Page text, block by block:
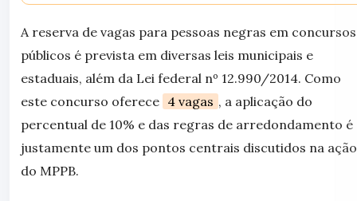
A reserva de vagas para pessoas negras em concursos
públicos é prevista em diversas leis municipais e
estaduais, além da Lei federal nº 12.990/2014. Como
este concurso oferece 4 vagas , a aplicação do
percentual de 10% e das regras de arredondamento é
justamente um dos pontos centrais discutidos na ação
do MPPB.